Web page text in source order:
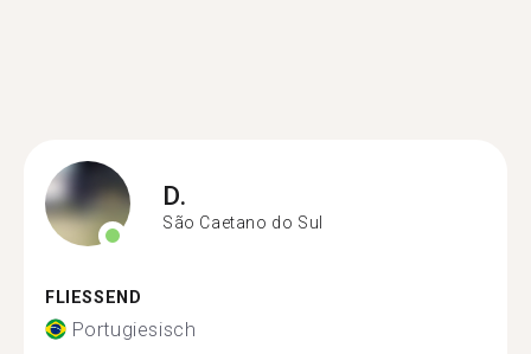
D.
São Caetano do Sul
FLIESSEND
Portugiesisch